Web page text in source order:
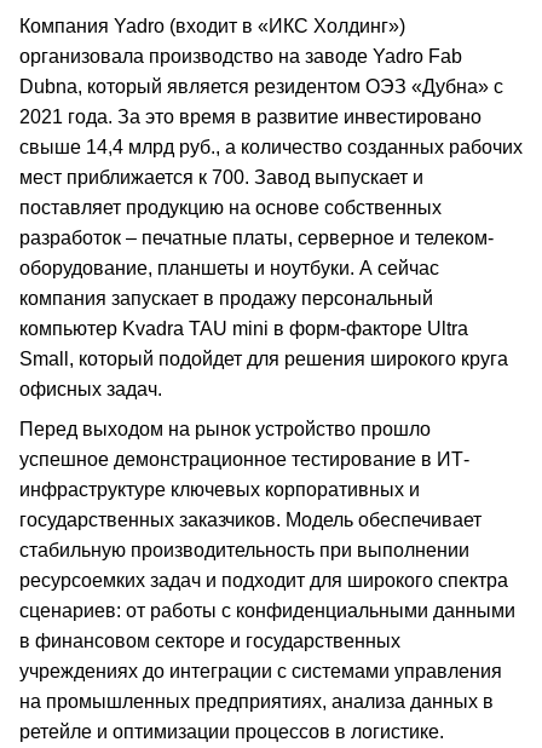
Компания Yadro (входит в «ИКС Холдинг»)
организовала производство на заводе Yadro Fab
Dubna, который является резидентом ОЭЗ «Дубна» с
2021 года. За это время в развитие инвестировано
свыше 14,4 млрд руб., а количество созданных рабочих
мест приближается к 700. Завод выпускает и
поставляет продукцию на основе собственных
разработок – печатные платы, серверное и телеком-
оборудование, планшеты и ноутбуки. А сейчас
компания запускает в продажу персональный
компьютер Kvadra TAU mini в форм-факторе Ultra
Small, который подойдет для решения широкого круга
офисных задач.
Перед выходом на рынок устройство прошло
успешное демонстрационное тестирование в ИТ-
инфраструктуре ключевых корпоративных и
государственных заказчиков. Модель обеспечивает
стабильную производительность при выполнении
ресурсоемких задач и подходит для широкого спектра
сценариев: от работы с конфиденциальными данными
в финансовом секторе и государственных
учреждениях до интеграции с системами управления
на промышленных предприятиях, анализа данных в
ретейле и оптимизации процессов в логистике.